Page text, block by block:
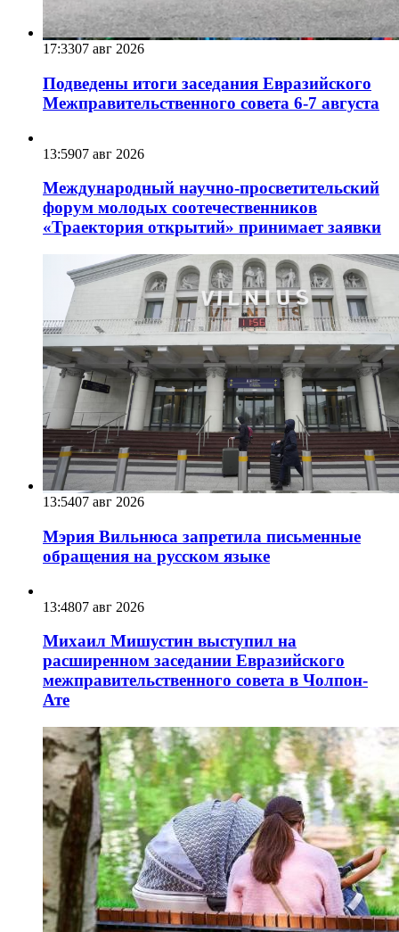
17:3307 авг 2026
Подведены итоги заседания Евразийского
Межправительственного совета 6-7 августа
13:5907 авг 2026
Международный научно-просветительский
форум молодых соотечественников
«Траектория открытий» принимает заявки
13:5407 авг 2026
Мэрия Вильнюса запретила письменные
обращения на русском языке
13:4807 авг 2026
Михаил Мишустин выступил на
расширенном заседании Евразийского
межправительственного совета в Чолпон-
Ате